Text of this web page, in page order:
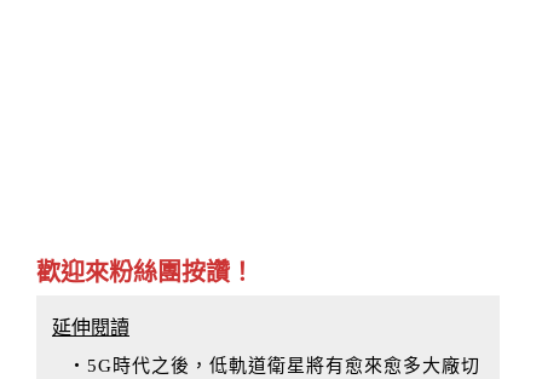
歡迎來粉絲團按讚！
延伸閱讀
‧5G時代之後，低軌道衛星將有愈來愈多大廠切